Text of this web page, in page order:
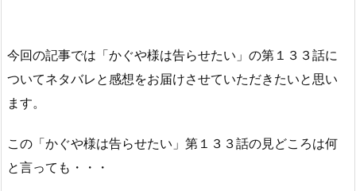
今回の記事では「かぐや様は告らせたい」の第１３３話に
ついてネタバレと感想をお届けさせていただきたいと思い
ます。
この「かぐや様は告らせたい」第１３３話の見どころは何
と言っても・・・